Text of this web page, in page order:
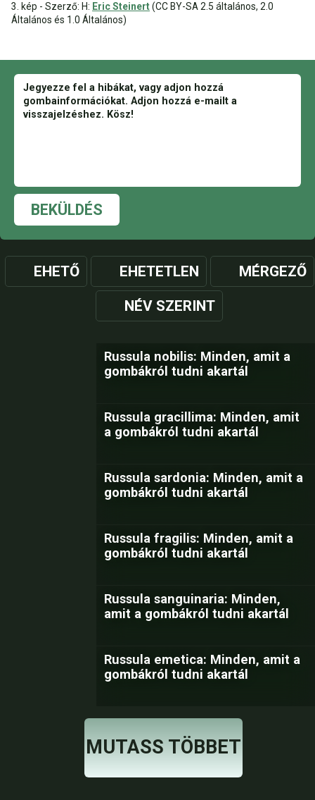
3. kép - Szerző: H: Eric Steinert(CC BY-SA 2.5 általános, 2.0
Általános és 1.0 Általános)
BEKÜLDÉS
EHETŐ EHETETLEN MÉRGEZŐ
NÉV SZERINT
Russula nobilis: Minden, amit a
gombákról tudni akartál
Russula gracillima: Minden, amit
a gombákról tudni akartál
Russula sardonia: Minden, amit a
gombákról tudni akartál
Russula fragilis: Minden, amit a
gombákról tudni akartál
Russula sanguinaria: Minden,
amit a gombákról tudni akartál
Russula emetica: Minden, amit a
gombákról tudni akartál
MUTASS TÖBBET